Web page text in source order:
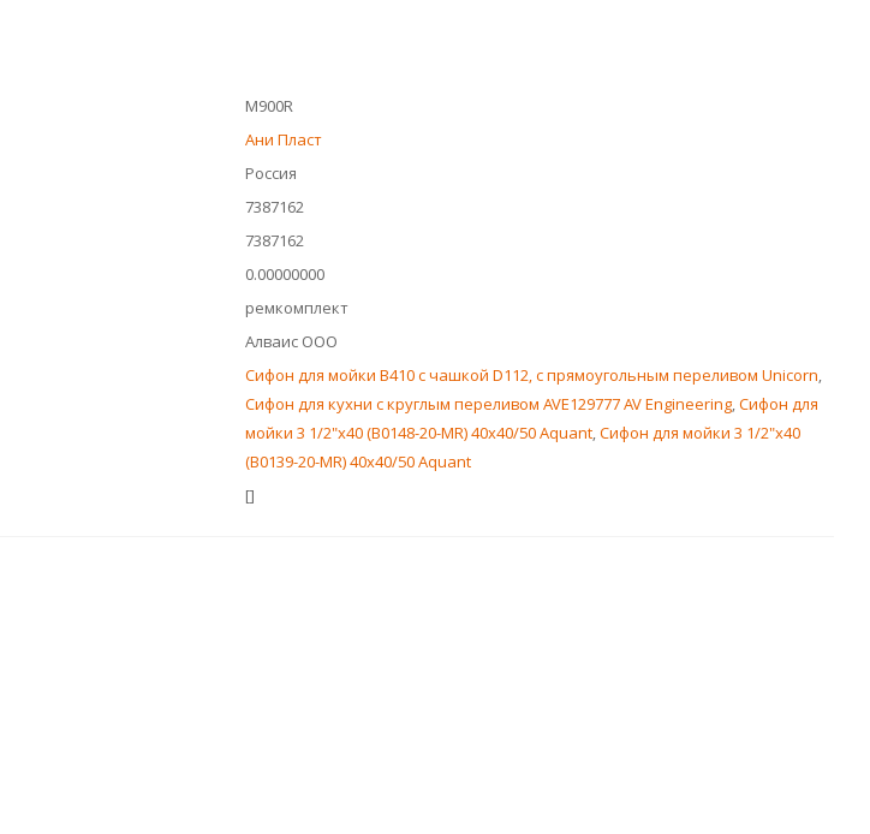
M900R
Ани Пласт
Россия
7387162
7387162
0.00000000
ремкомплект
Алваис ООО
Сифон для мойки В410 с чашкой D112, с прямоугольным переливом Unicorn,
Сифон для кухни с круглым переливом AVE129777 AV Engineering,Сифон для
мойки 3 1/2"х40 (B0148-20-MR) 40х40/50 Aquant,Сифон для мойки 3 1/2"х40
(B0139-20-MR) 40х40/50 Aquant
[]